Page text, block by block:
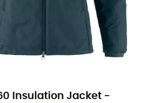
Insulation Jacket -